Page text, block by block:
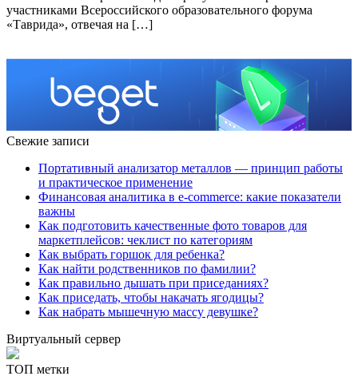
участниками Всероссийского образовательного форума
«Таврида», отвечая на […]
Свежие записи
Портативный анализатор металлов — принцип работы
и практическое применение
Финансовая аналитика в e-commerce: какие показатели
важны
Как подготовить качественные фото товаров для
маркетплейсов: чеклист по категориям
Как выбрать горшок для ребенка?
Как найти родственников по фамилии?
Как правильно дышать при приседаниях?
Как приседать, чтобы накачать ягодицы?
Как набрать мышечную массу девушке?
Виртуальный сервер
ТОП метки